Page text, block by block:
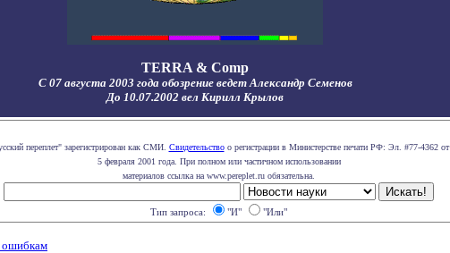
TERRA & Comp
С 07 августа 2003 года обозрение ведет Александр Семенов
До 10.07.2002 вел Кирилл Крылов
переплет" зарегистрирован как СМИ. Свидетельствоо регистрации в Министерстве печати РФ: Эл. #77-4362 от
5 февраля 2001 года. При полном или частичном использовании
материалов ссылка на www.pereplet.ru обязательна.
Тип запроса: "И" "Или"
ошибкам